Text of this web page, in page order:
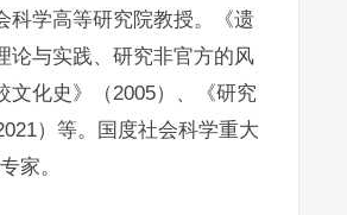
科学高等研究院教授。《遗
论与实践、研究非官方的风
文化史》（2005）、《研究
）等。国度社会科学重大
家。